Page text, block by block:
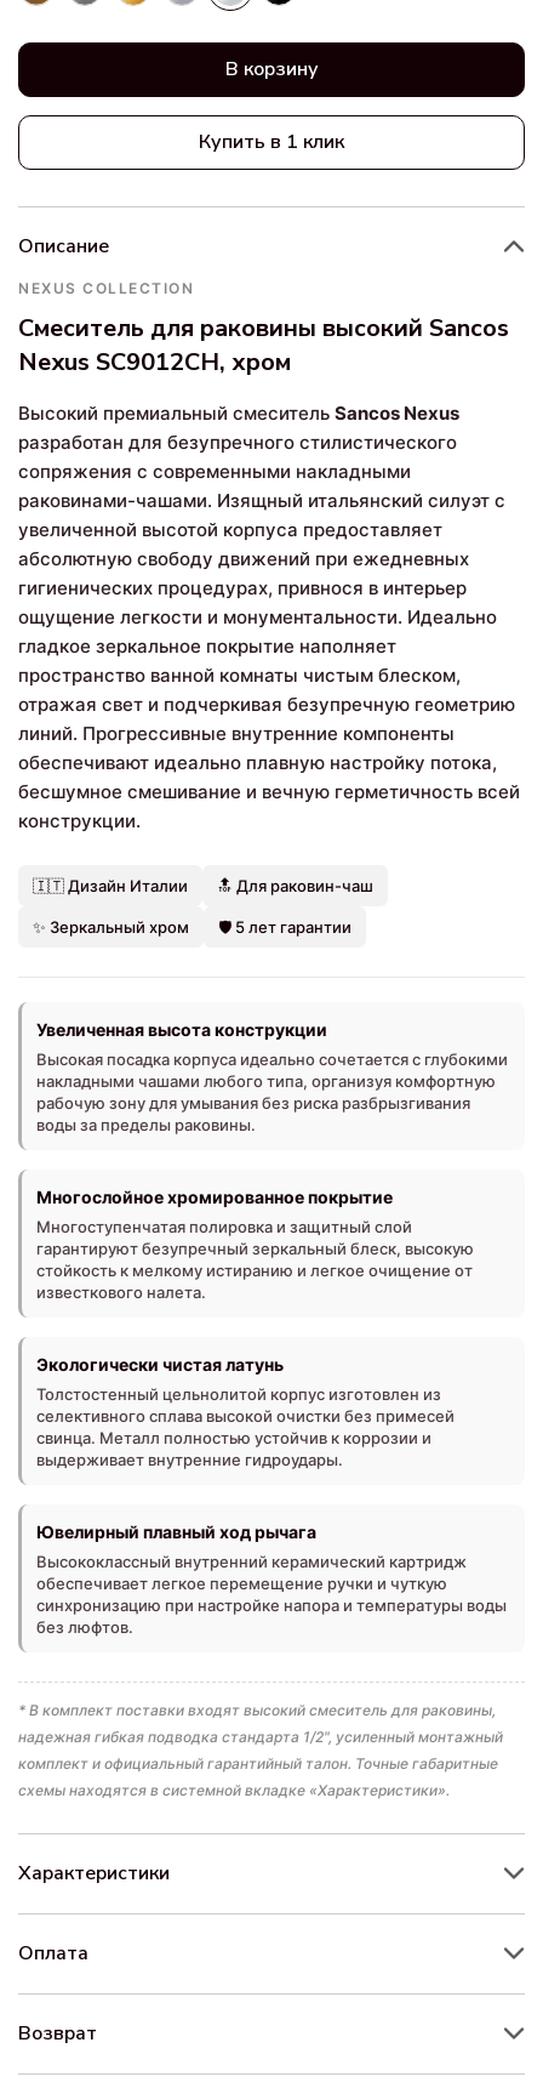
В корзину
Купить в 1 клик
Описание
NEXUS COLLECTION
Смеситель для раковины высокий Sancos
Nexus SC9012CH, хром
Высокий премиальный смеситель Sancos Nexus
разработан для безупречного стилистического
сопряжения с современными накладными
раковинами-чашами. Изящный итальянский силуэт с
увеличенной высотой корпуса предоставляет
абсолютную свободу движений при ежедневных
гигиенических процедурах, привнося в интерьер
ощущение легкости и монументальности. Идеально
гладкое зеркальное покрытие наполняет
пространство ванной комнаты чистым блеском,
отражая свет и подчеркивая безупречную геометрию
линий. Прогрессивные внутренние компоненты
обеспечивают идеально плавную настройку потока,
бесшумное смешивание и вечную герметичность всей
конструкции.
🇮🇹 Дизайн Италии 🔝 Для раковин-чаш
✨ Зеркальный хром 🛡️ 5 лет гарантии
Увеличенная высота конструкции
Высокая посадка корпуса идеально сочетается с глубокими
накладными чашами любого типа, организуя комфортную
рабочую зону для умывания без риска разбрызгивания
воды за пределы раковины.
Многослойное хромированное покрытие
Многоступенчатая полировка и защитный слой
гарантируют безупречный зеркальный блеск, высокую
стойкость к мелкому истиранию и легкое очищение от
известкового налета.
Экологически чистая латунь
Толстостенный цельнолитой корпус изготовлен из
селективного сплава высокой очистки без примесей
свинца. Металл полностью устойчив к коррозии и
выдерживает внутренние гидроудары.
Ювелирный плавный ход рычага
Высококлассный внутренний керамический картридж
обеспечивает легкое перемещение ручки и чуткую
синхронизацию при настройке напора и температуры воды
без люфтов.
* В комплект поставки входят высокий смеситель для раковины,
надежная гибкая подводка стандарта 1/2", усиленный монтажный
комплект и официальный гарантийный талон. Точные габаритные
схемы находятся в системной вкладке «Характеристики».
Характеристики
Оплата
Возврат